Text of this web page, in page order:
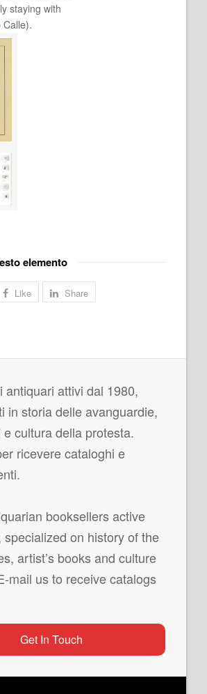
staying with
Calle).
elemento
Like Share
antiquari attivi dal 1980,
in storia delle avanguardie,
e cultura della protesta.
ricevere cataloghi e
booksellers active
specialized on history of the
artist’s books and culture
mail us to receive catalogs
Get In Touch